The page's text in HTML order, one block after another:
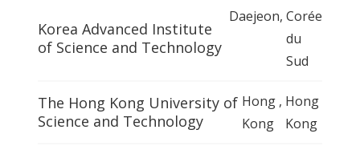
Korea Advanced Institute
of Science and Technology
Daejeon, Corée
du
Sud
The Hong Kong University of
Science and Technology
Hong
Kong
, Hong
Kong